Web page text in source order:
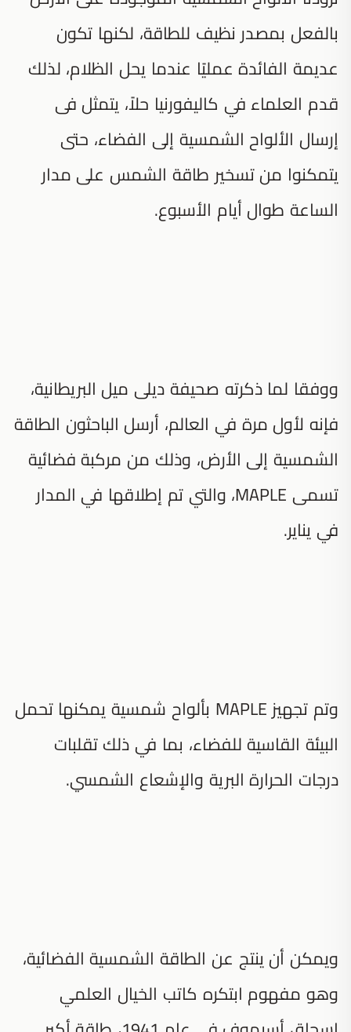
بالفعل بمصدر نظيف للطاقة، لكنها تكون
عديمة الفائدة عمليًا عندما يحل الظلام، لذلك
قدم العلماء في كاليفورنيا حلاً، يتمثل فى
إرسال الألواح الشمسية إلى الفضاء، حتى
يتمكنوا من تسخير طاقة الشمس على مدار
الساعة طوال أيام الأسبوع.
ووفقا لما ذكرته صحيفة ديلى ميل البريطانية،
فإنه لأول مرة في العالم، أرسل الباحثون الطاقة
الشمسية إلى الأرض، وذلك من مركبة فضائية
تسمى MAPLE، والتي تم إطلاقها في المدار
في يناير.
وتم تجهيز MAPLE بألواح شمسية يمكنها تحمل
البيئة القاسية للفضاء، بما في ذلك تقلبات
درجات الحرارة البرية والإشعاع الشمسي.
ويمكن أن ينتج عن الطاقة الشمسية الفضائية،
وهو مفهوم ابتكره كاتب الخيال العلمي